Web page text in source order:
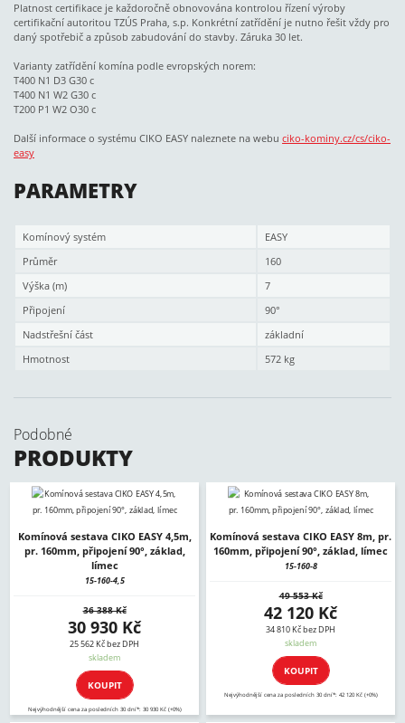
Platnost certifikace je každoročně obnovována kontrolou řízení výroby
certifikační autoritou TZÚS Praha, s.p. Konkrétní zatřídění je nutno řešit vždy pro
daný spotřebič a způsob zabudování do stavby. Záruka 30 let.
Varianty zatřídění komína podle evropských norem:
T400 N1 D3 G30 c
T400 N1 W2 G30 c
T200 P1 W2 O30 c
Další informace o systému CIKO EASY naleznete na webu ciko-kominy.cz/cs/ciko-
easy
PARAMETRY
Komínový systém
EASY
Průměr
160
Výška (m)
7
Připojení
90°
Nadstřešní část
základní
Hmotnost
572 kg
Podobné
PRODUKTY
Komínová sestava CIKO EASY 4,5m,
pr. 160mm, připojení 90°, základ,
límec
15-160-4,5
36 388 Kč
30 930 Kč
25 562 Kč bez DPH
skladem
KOUPIT
Nejvýhodnější cena za posledních 30 dní*: 30 930 Kč (+0%)
Komínová sestava CIKO EASY 8m, pr.
160mm, připojení 90°, základ, límec
15-160-8
49 553 Kč
42 120 Kč
34 810 Kč bez DPH
skladem
KOUPIT
Nejvýhodnější cena za posledních 30 dní*: 42 120 Kč (+0%)